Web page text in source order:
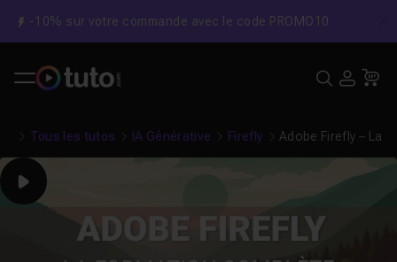
-10% sur votre commande avec le code PROMO10
Tous les tutos IA Générative Firefly Adobe Firefly – La
Play